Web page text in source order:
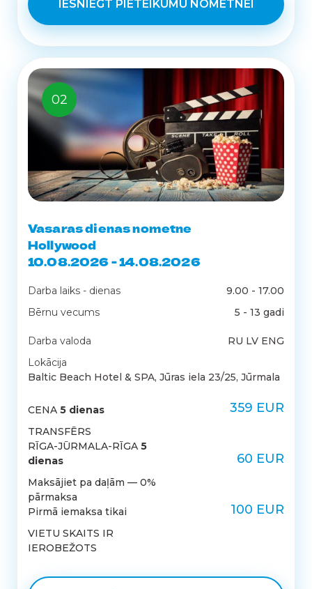
IESNIEGT PIETEIKUMU NOMETNEI
02
Vasaras dienas nometne
Hollywood
10.08.2026 - 14.08.2026
Darba laiks - dienas
9.00 - 17.00
Bērnu vecums
5 - 13 gadi
Darba valoda
RU LV ENG
Lokācija
Baltic Beach Hotel & SPA, Jūras iela 23/25, Jūrmala
CENA 5 dienas 359 EUR
TRANSFĒRS
RĪGA-JŪRMALA-RĪGA 5
dienas
60 EUR
Maksājiet pa daļām — 0%
pārmaksa
Pirmā iemaksa tikai
100 EUR
VIETU SKAITS IR
IEROBEŽOTS